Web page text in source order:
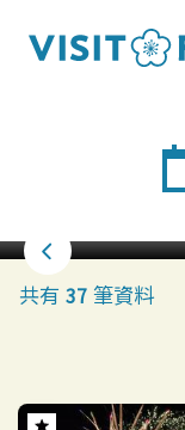
共有 37 筆資料